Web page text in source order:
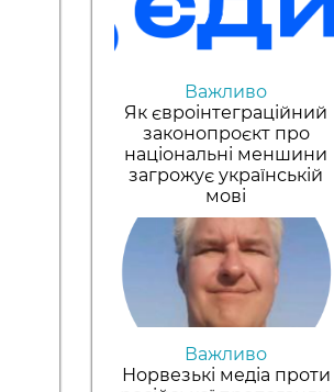
Важливо
Як євроінтеграційний
законопроєкт про
національні меншини
загрожує українській
мові
Важливо
Норвезькі медіа проти